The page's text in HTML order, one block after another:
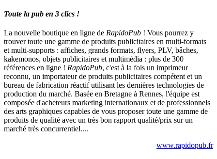
Toute la pub en 3 clics !
La nouvelle boutique en ligne de RapidoPub ! Vous pourrez y
trouver toute une gamme de produits publicitaires en multi-formats
et multi-supports : affiches, grands formats, flyers, PLV, bâches,
kakemonos, objets publicitaires et multimédia : plus de 300
références en ligne ! RapidoPub, c'est à la fois un imprimeur
reconnu, un importateur de produits publicitaires compétent et un
bureau de fabrication réactif utilisant les dernières technologies de
production du marché. Basée en Bretagne à Rennes, l'équipe est
composée d'acheteurs marketing internationaux et de professionnels
des arts graphiques capables de vous proposer toute une gamme de
produits de qualité avec un très bon rapport qualité/prix sur un
marché très concurrentiel....
www.rapidopub.fr